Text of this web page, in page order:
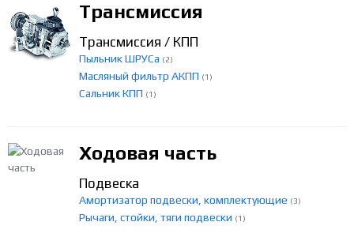
Трансмиссия
Трансмиссия / КПП
Пыльник ШРУСа (2)
Масляный фильтр АКПП (1)
Сальник КПП (1)
Ходовая часть
Подвеска
Амортизатор подвески, комплектующие (3)
Рычаги, стойки, тяги подвески (1)